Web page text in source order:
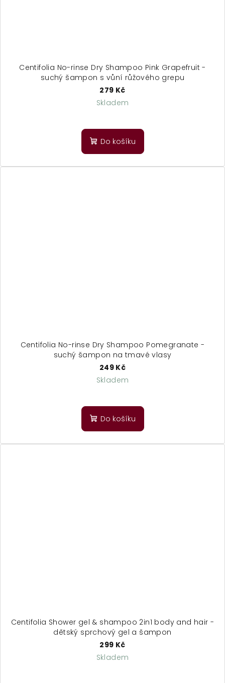
Centifolia No-rinse Dry Shampoo Pink Grapefruit -
suchý šampon s vůní růžového grepu
279 Kč
Skladem
Do košíku
Centifolia No-rinse Dry Shampoo Pomegranate -
suchý šampon na tmavé vlasy
249 Kč
Skladem
Do košíku
Centifolia Shower gel & shampoo 2in1 body and hair -
dětský sprchový gel a šampon
299 Kč
Skladem